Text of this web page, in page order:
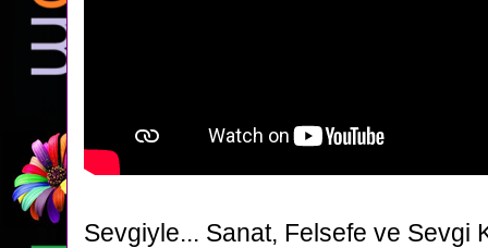
Sevgiyle... Sanat, Felsefe ve Sevgi